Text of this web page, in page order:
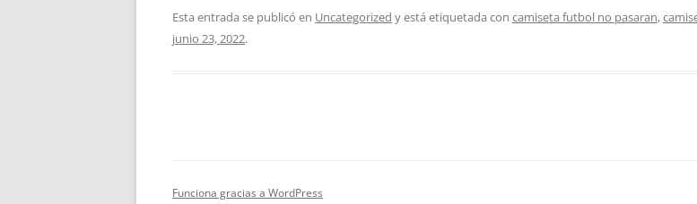
Esta entrada se publicó en Uncategorized y está etiquetada con camiseta futbol no pasaran,
junio 23, 2022.
Funciona gracias a WordPress